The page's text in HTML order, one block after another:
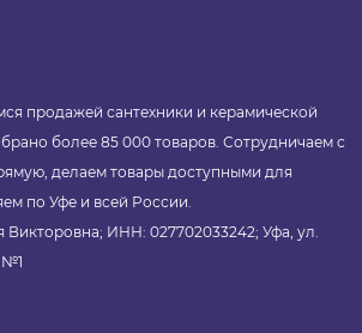
продажей сантехники и керамической
более 85 000 товаров. Сотрудничаем с
делаем товары доступными для
по Уфе и всей России.
ИНН: 027702033242; Уфа, ул.